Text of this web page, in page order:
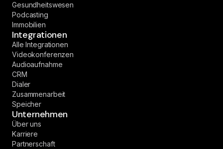
Gesundheitswesen
Podcasting
Immobilien
Integrationen
Alle Integrationen
Videokonferenzen
Audioaufnahme
CRM
Dialer
Zusammenarbeit
Speicher
Unternehmen
Über uns
Karriere
Partnerschaft